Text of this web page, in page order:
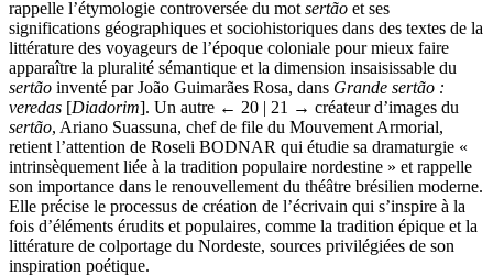
rappelle l’étymologie controversée du mot sertão et ses
significations géographiques et sociohistoriques dans des textes de la
littérature des voyageurs de l’époque coloniale pour mieux faire
apparaître la pluralité sémantique et la dimension insaisissable du
sertão inventé par João Guimarães Rosa, dans Grande sertão :
veredas [Diadorim]. Un autre ← 20 | 21 → créateur d’images du
sertão, Ariano Suassuna, chef de file du Mouvement Armorial,
retient l’attention de Roseli BODNAR qui étudie sa dramaturgie «
intrinsèquement liée à la tradition populaire nordestine » et rappelle
son importance dans le renouvellement du théâtre brésilien moderne.
Elle précise le processus de création de l’écrivain qui s’inspire à la
fois d’éléments érudits et populaires, comme la tradition épique et la
littérature de colportage du Nordeste, sources privilégiées de son
inspiration poétique.